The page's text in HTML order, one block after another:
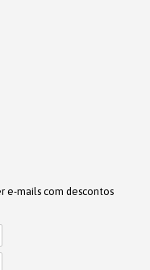
e-mails com descontos